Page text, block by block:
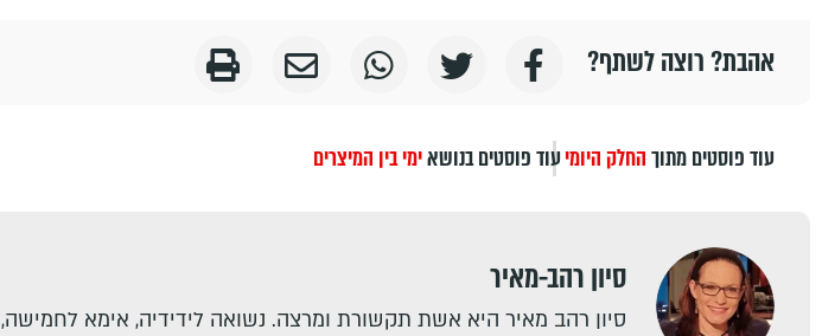
אהבת? רוצה לשתף?
עוד פוסטים מתוךהחלק היומיעוד פוסטים בנושאימי בין המיצרים
סיון רהב-מאיר
סיון רהב מאיר היא אשת תקשורת ומרצה. נשואה לידידיה, אימא לחמישה,